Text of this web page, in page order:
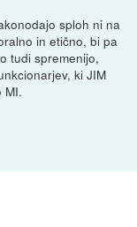
sploh ni na
in etično, bi pa
tudi spremenijo,
ki JIM
MI.